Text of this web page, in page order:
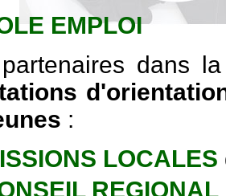
EMPLOI
dans
:
LOCALES